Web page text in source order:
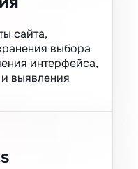
сайта,
выбора
интерфейса,
выявления